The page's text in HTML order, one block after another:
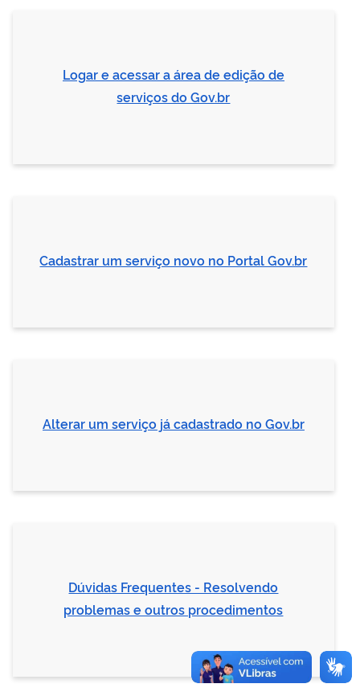
Logar e acessar a área de edição de
serviços do Gov.br
Cadastrar um serviço novo no Portal Gov.br
Alterar um serviço já cadastrado no Gov.br
Dúvidas Frequentes - Resolvendo
problemas e outros procedimentos